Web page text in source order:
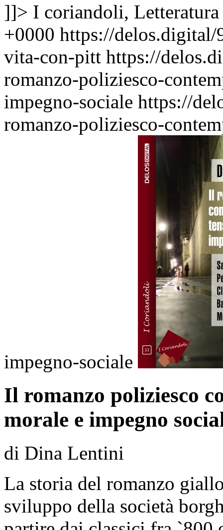
]]> I coriandoli, Letteratura
+0000 https://delos.digital/
vita-con-pitt https://
romanzo-poliziesco-
impegno-sociale https://
romanzo-poliziesco-
impegno-sociale
Il romanzo poliziesco
morale e impegno
di Dina Lentini
La storia del romanzo
sviluppo della società